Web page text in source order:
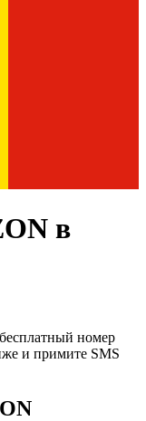
в
номер
и примите SMS